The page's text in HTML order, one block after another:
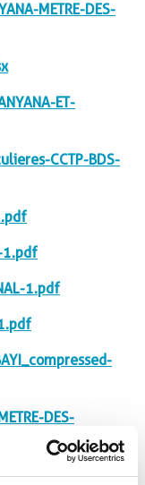
METRE-DES-
ET-
CCTP-BDS-
1.pdf
1.pdf
DES-